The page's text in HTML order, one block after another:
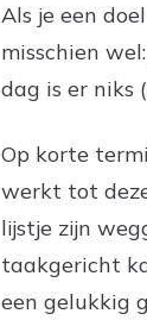
Als je een
misschien
dag is er niks
Op korte
werkt tot
lijstje zijn
taakgericht
een gelukkig